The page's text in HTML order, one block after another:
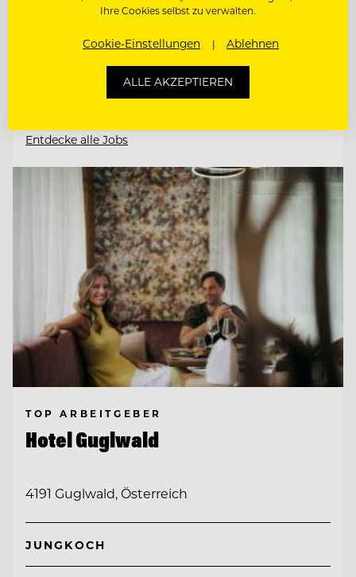
CHEF DE RANG
DIREKTIONSASSISTENZ (M/W/D)
Entdecke alle Jobs
TOP ARBEITGEBER
Hotel Guglwald
4191 Guglwald, Österreich
JUNGKOCH
Ihre Cookies selbst zu verwalten.
Cookie-Einstellungen Ablehnen
ALLE AKZEPTIEREN